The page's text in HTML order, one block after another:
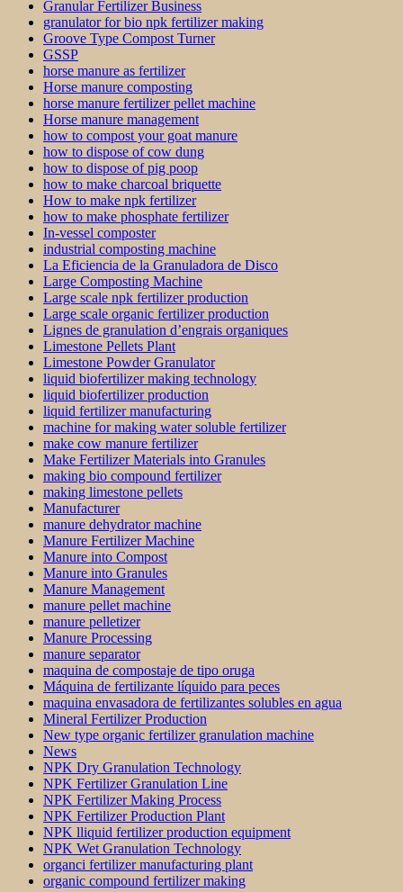
Granular Fertilizer Business
granulator for bio npk fertilizer making
Groove Type Compost Turner
GSSP
horse manure as fertilizer
Horse manure composting
horse manure fertilizer pellet machine
Horse manure management
how to compost your goat manure
how to dispose of cow dung
how to dispose of pig poop
how to make charcoal briquette
How to make npk fertilizer
how to make phosphate fertilizer
In-vessel composter
industrial composting machine
La Eficiencia de la Granuladora de Disco
Large Composting Machine
Large scale npk fertilizer production
Large scale organic fertilizer production
Lignes de granulation d’engrais organiques
Limestone Pellets Plant
Limestone Powder Granulator
liquid biofertilizer making technology
liquid biofertilizer production
liquid fertilizer manufacturing
machine for making water soluble fertilizer
make cow manure fertilizer
Make Fertilizer Materials into Granules
making bio compound fertilizer
making limestone pellets
Manufacturer
manure dehydrator machine
Manure Fertilizer Machine
Manure into Compost
Manure into Granules
Manure Management
manure pellet machine
manure pelletizer
Manure Processing
manure separator
maquina de compostaje de tipo oruga
Máquina de fertilizante líquido para peces
maquina envasadora de fertilizantes solubles en agua
Mineral Fertilizer Production
New type organic fertilizer granulation machine
News
NPK Dry Granulation Technology
NPK Fertilizer Granulation Line
NPK Fertilizer Making Process
NPK Fertilizer Production Plant
NPK lliquid fertilizer production equipment
NPK Wet Granulation Technology
organci fertilizer manufacturing plant
organic compound fertilizer making